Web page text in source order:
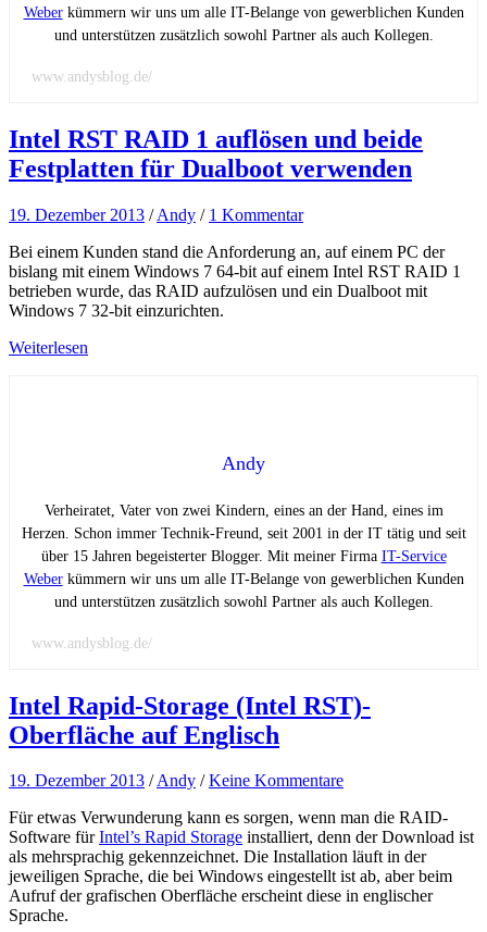
Weberkümmern wir uns um alle IT-Belange von gewerblichen Kunden
und unterstützen zusätzlich sowohl Partner als auch Kollegen.
www.andysblog.de/
Intel RST RAID 1 auflösen und beide
Festplatten für Dualboot verwenden
19. Dezember 2013 /Andy / 1 Kommentar
Bei einem Kunden stand die Anforderung an, auf einem PC der
bislang mit einem Windows 7 64-bit auf einem Intel RST RAID 1
betrieben wurde, das RAID aufzulösen und ein Dualboot mit
Windows 7 32-bit einzurichten.
Weiterlesen
Andy
Verheiratet, Vater von zwei Kindern, eines an der Hand, eines im
Herzen. Schon immer Technik-Freund, seit 2001 in der IT tätig und seit
über 15 Jahren begeisterter Blogger. Mit meiner Firma IT-Service
Weberkümmern wir uns um alle IT-Belange von gewerblichen Kunden
und unterstützen zusätzlich sowohl Partner als auch Kollegen.
www.andysblog.de/
Intel Rapid-Storage (Intel RST)-
Oberfläche auf Englisch
19. Dezember 2013 /Andy /Keine Kommentare
Für etwas Verwunderung kann es sorgen, wenn man die RAID-
Software fürIntel’s Rapid Storage installiert, denn der Download ist
als mehrsprachig gekennzeichnet. Die Installation läuft in der
jeweiligen Sprache, die bei Windows eingestellt ist ab, aber beim
Aufruf der grafischen Oberfläche erscheint diese in englischer
Sprache.